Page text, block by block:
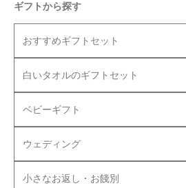
ギフトから探す
おすすめギフトセット
白いタオルのギフトセット
ベビーギフト
ウェディング
小さなお返し・お餞別